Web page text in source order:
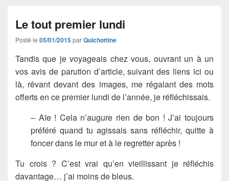
Le tout premier lundi
Posté le 05/01/2015parQuichottine
Tandis que je voyageais chez vous, ouvrant un à un
vos avis de parution d’article, suivant des liens ici ou
là, rêvant devant des images, me régalant des mots
offerts en ce premier lundi de l’année, je réfléchissais.
– Aïe ! Cela n’augure rien de bon ! J’ai toujours
préféré quand tu agissais sans réfléchir, quitte à
foncer dans le mur et à le regretter après !
Tu crois ? C’est vrai qu’en vieillissant je réfléchis
davantage… j’ai moins de bleus.